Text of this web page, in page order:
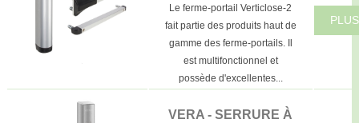
Le ferme-portail Verticlose-2
fait partie des produits haut de
gamme des ferme-portails. Il
est multifonctionnel et
possède d'excellentes...
VERA - SERRURE À